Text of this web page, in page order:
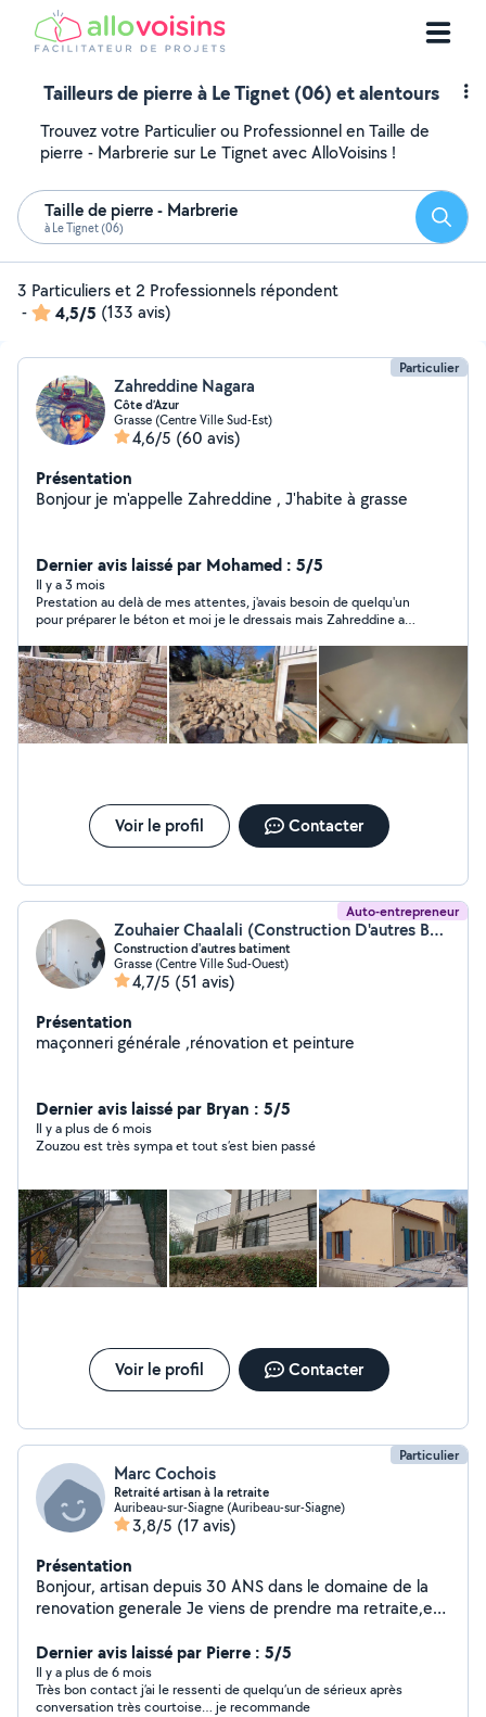
Tailleurs de pierre à Le Tignet (06) et alentours
Trouvez votre Particulier ou Professionnel en Taille de
pierre - Marbrerie sur Le Tignet avec AlloVoisins !
Taille de pierre - Marbrerie
à Le Tignet (06)
3 Particuliers et 2 Professionnels répondent
-
4,5/5 (133 avis)
Particulier
Zahreddine Nagara
Côte d’Azur
Grasse (Centre Ville Sud-Est)
4,6/5 (60 avis)
Présentation
Bonjour je m'appelle Zahreddine , J'habite à grasse
Dernier avis laissé par Mohamed : 5/5
Il y a 3 mois
Prestation au delà de mes attentes, j'avais besoin de quelqu'un
pour préparer le béton et moi je le dressais mais Zahreddine a
soit parfaite. Personne aussi très agréable et qui travaille
sérieusement et rapidement. Nous étions 4 avec lui et le
travail a été terminé en 4h pour 2.5m3 de béton.
Voir le profil Contacter
Auto-entrepreneur
Zouhaier Chaalali (Construction D'autres Bâtiments)
Construction d'autres batiment
Grasse (Centre Ville Sud-Ouest)
4,7/5 (51 avis)
Présentation
maçonneri générale ,rénovation et peinture
Dernier avis laissé par Bryan : 5/5
Il y a plus de 6 mois
Zouzou est très sympa et tout s’est bien passé
Voir le profil Contacter
Particulier
Marc Cochois
Retraité artisan à la retraite
Auribeau-sur-Siagne (Auribeau-sur-Siagne)
3,8/5 (17 avis)
Présentation
Bonjour, artisan depuis 30 ANS dans le domaine de la
renovation generale Je viens de prendre ma retraite,et
l'art et le respect des délais, MES PRESTATIONS SONT
DE QUALITE avec des prix tres compétitifs. bien
cordialement à vous
Dernier avis laissé par Pierre : 5/5
Il y a plus de 6 mois
Très bon contact j’ai le ressenti de quelqu’un de sérieux après
conversation très courtoise… je recommande